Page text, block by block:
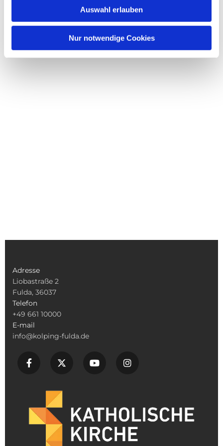
Auswahl erlauben
Nur notwendige Cookies
Adresse
Liobastraße 2
Fulda, 36037
Telefon
+49 661 10000
E-mail
info@kolping-fulda.de